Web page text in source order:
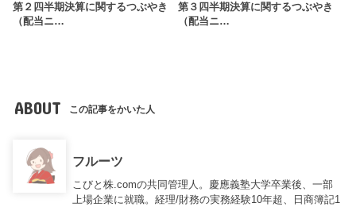
第２四半期決算に関するつぶやき
（配当ニ…
第３四半期決算に関するつぶやき
（配当ニ…
ABOUT この記事をかいた人
フルーツ
こびと株.comの共同管理人。慶應義塾大学卒業後、一部
上場企業に就職。経理/財務の実務経験10年超、日商簿記1